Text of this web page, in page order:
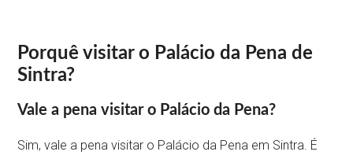
Porquê visitar o Palácio da Pena de
Sintra?
Vale a pena visitar o Palácio da Pena?
Sim, vale a pena visitar o Palácio da Pena em Sintra. É